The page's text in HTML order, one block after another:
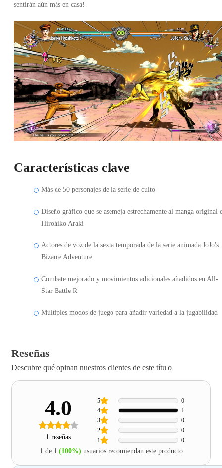
sentirán aún más en casa!
Características clave
Más de 50 personajes de la serie de culto
Diseño gráfico que se asemeja estrechamente al manga original
Hirohiko Araki
Actores de voz de la sexta temporada de la serie animada JoJo's
Bizarre Adventure
Combate mejorado y movimientos adicionales añadidos en All-
Star Battle R
Múltiples modos de juego para añadir variedad a la jugabilidad
Reseñas
Descubre qué opinan nuestros clientes de este título
4.0
1 reseñas 1 0
2 0
3 0
4 1
5 0
1 de 1 (100%) usuarios recomiendan este producto